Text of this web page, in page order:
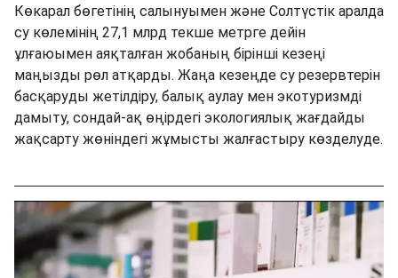
Көкарал бөгетінің салынуымен және Солтүстік аралда
су көлемінің 27,1 млрд текше метрге дейін
ұлғаюымен аяқталған жобаның бірінші кезеңі
маңызды рөл атқарды. Жаңа кезеңде су резервтерін
басқаруды жетілдіру, балық аулау мен экотуризмді
дамыту, сондай-ақ өңірдегі экологиялық жағдайды
жақсарту жөніндегі жұмысты жалғастыру көзделуде.